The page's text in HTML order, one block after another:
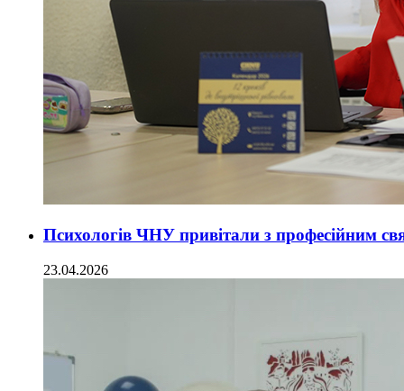
Психологів ЧНУ привітали з професійним
23.04.2026